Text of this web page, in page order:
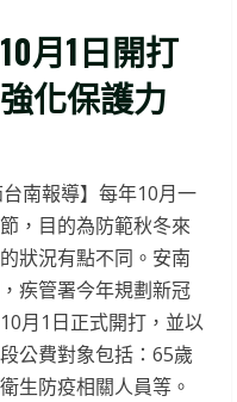
月1日開打
化保護力
台南報導】每年10月一
，目的為防範秋冬來
狀況有點不同。安南
疾管署今年規劃新冠
月1日正式開打，並以
公費對象包括：65歲
生防疫相關人員等。